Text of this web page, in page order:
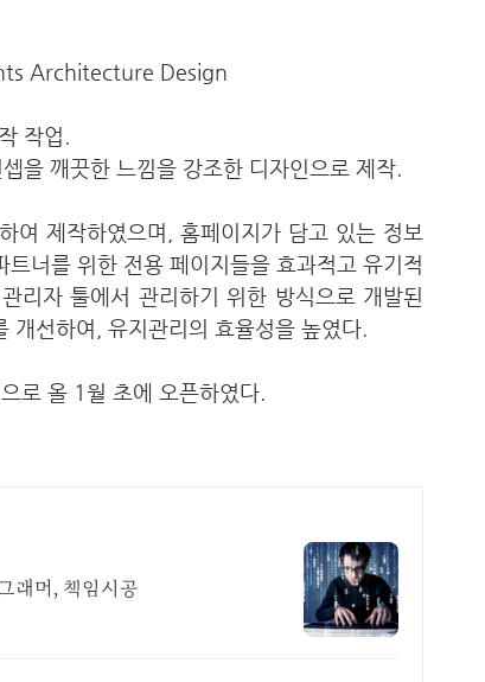
Architecture Design
작업.
을 깨끗한 느낌을 강조한 디자인으로 제작.
여 제작하였으며, 홈페이지가 담고 있는 정보
너를 위한 전용 페이지들을 효과적고 유기적
리자 툴에서 관리하기 위한 방식으로 개발된
선하여, 유지관리의 효율성을 높였다.
로 올 1월 초에 오픈하였다.
래머, 책임시공